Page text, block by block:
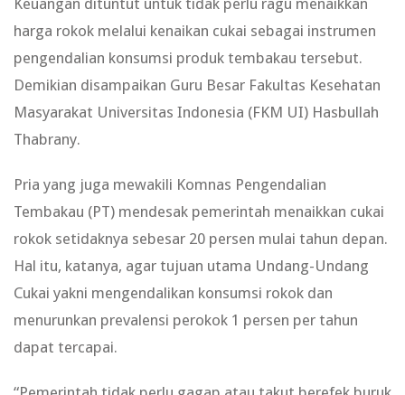
Keuangan dituntut untuk tidak perlu ragu menaikkan
harga rokok melalui kenaikan cukai sebagai instrumen
pengendalian konsumsi produk tembakau tersebut.
Demikian disampaikan Guru Besar Fakultas Kesehatan
Masyarakat Universitas Indonesia (FKM UI) Hasbullah
Thabrany.
Pria yang juga mewakili Komnas Pengendalian
Tembakau (PT) mendesak pemerintah menaikkan cukai
rokok setidaknya sebesar 20 persen mulai tahun depan.
Hal itu, katanya, agar tujuan utama Undang-Undang
Cukai yakni mengendalikan konsumsi rokok dan
menurunkan prevalensi perokok 1 persen per tahun
dapat tercapai.